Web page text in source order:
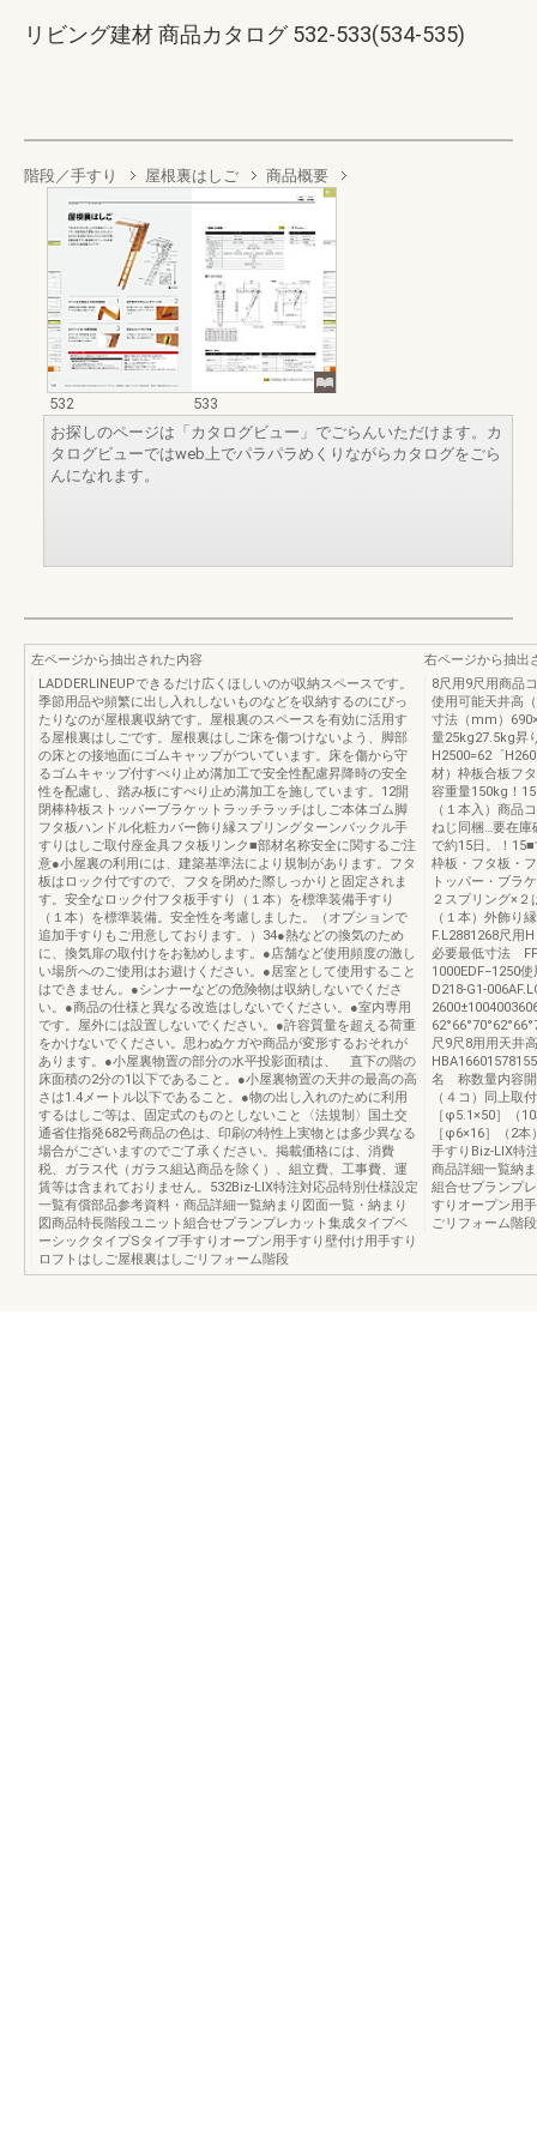
リビング建材 商品カタログ 532-533(534-535)
階段／手すり 屋根裏はしご 商品概要
532
533
お探しのページは「カタログビュー」でごらんいただけます。カ
タログビューではweb上でパラパラめくりながらカタログをごら
んになれます。
左ページから抽出された内容
LADDERLINEUPできるだけ広くほしいのが収納スペースです。
季節用品や頻繁に出し入れしないものなどを収納するのにぴっ
たりなのが屋根裏収納です。屋根裏のスペースを有効に活用す
る屋根裏はしごです。屋根裏はしご床を傷つけないよう、脚部
の床との接地面にゴムキャップがついています。床を傷から守
るゴムキャップ付すべり止め溝加工で安全性配慮昇降時の安全
性を配慮し、踏み板にすべり止め溝加工を施しています。12開
閉棒枠板ストッパーブラケットラッチラッチはしご本体ゴム脚
フタ板ハンドル化粧カバー飾り縁スプリングターンバックル手
すりはしご取付座金具フタ板リンク■部材名称安全に関するご注
意●小屋裏の利用には、建築基準法により規制があります。フタ
板はロック付ですので、フタを閉めた際しっかりと固定されま
す。安全なロック付フタ板手すり（１本）を標準装備手すり
（１本）を標準装備。安全性を考慮しました。（オプションで
追加手すりもご用意しております。）34●熱などの換気のため
に、換気扉の取付けをお勧めします。●店舗など使用頻度の激し
い場所へのご使用はお避けください。●居室として使用すること
はできません。●シンナーなどの危険物は収納しないでくださ
い。●商品の仕様と異なる改造はしないでください。●室内専用
です。屋外には設置しないでください。●許容質量を超える荷重
をかけないでください。思わぬケガや商品が変形するおそれが
あります。●小屋裏物置の部分の水平投影面積は、 直下の階の
床面積の2分の1以下であること。●小屋裏物置の天井の最高の高
さは1.4メートル以下であること。●物の出し入れのために利用
するはしご等は、固定式のものとしないこと〈法規制〉国土交
通省住指発682号商品の色は、印刷の特性上実物とは多少異なる
場合がございますのでご了承ください。掲載価格には、消費
税、ガラス代（ガラス組込商品を除く）、組立費、工事費、運
賃等は含まれておりません。532Biz-LIX特注対応品特別仕様設定
一覧有償部品参考資料・商品詳細一覧納まり図面一覧・納まり
図商品特長階段ユニット組合せプランプレカット集成タイプベ
ーシックタイプSタイプ手すりオープン用手すり壁付け用手すり
ロフトはしご屋根裏はしごリフォーム階段
右ページから抽出
8尺用9尺用商品
使用可能天井高
寸法（mm）
量25kg27.5kg昇
H2500=62゜
材）枠板合板フ
容重量150kg！
（１本入）商品
ねじ同梱…要在庫
で約15日。！
枠板・フタ板・
トッパー・ブラ
２スプリング×
（１本）外飾り
F.L2881268尺用
必要最低寸法
1000EDF−1250
D218-G1-
尺9尺8用用天井高
名 称数量内容開
（４コ）同上取
［φ5.1×50］（
［φ6×16］（2
手すりBiz-LIX特
商品詳細一覧納
組合せプランプ
すりオープン用
ごリフォーム階